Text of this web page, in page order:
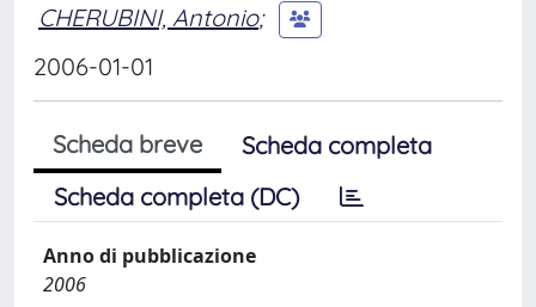
CHERUBINI, Antonio;
2006-01-01
Scheda breve
Scheda completa
Scheda completa (DC)
Anno di pubblicazione
2006